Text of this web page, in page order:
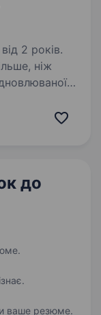
2 років.
до
ваше резюме.